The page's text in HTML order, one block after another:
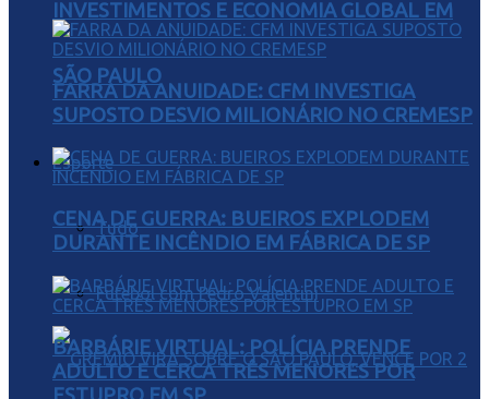
INVESTIMENTOS E ECONOMIA GLOBAL EM
SÃO PAULO
Esporte
Tudo
Futebol com Pedro Valentini
FARRA DA ANUIDADE: CFM INVESTIGA
SUPOSTO DESVIO MILIONÁRIO NO CREMESP
CENA DE GUERRA: BUEIROS EXPLODEM
DURANTE INCÊNDIO EM FÁBRICA DE SP
BARBÁRIE VIRTUAL: POLÍCIA PRENDE
ADULTO E CERCA TRÊS MENORES POR